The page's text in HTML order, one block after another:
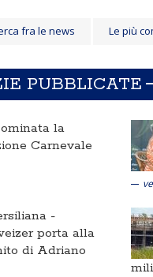
fra le news Le più
PUBBLICATE
la
Carnevale
-
porta alla
di Adriano